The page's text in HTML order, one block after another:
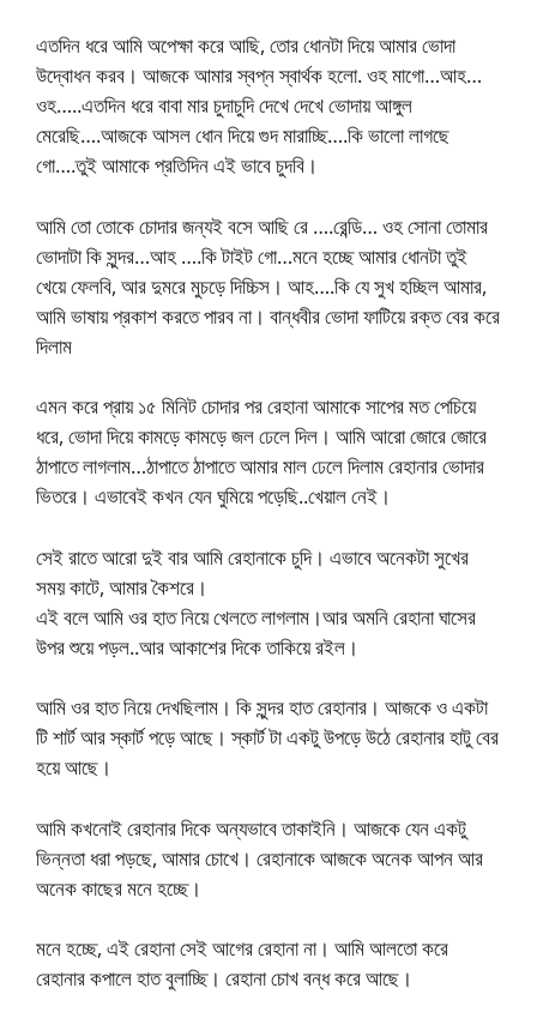
এতদিন ধরে আমি অপেক্ষা করে আছি, তোর ধোনটা দিয়ে আমার ভোদা
উদ্বোধন করব। আজকে আমার স্বপ্ন স্বার্থক হলো. ওহ মাগো…আহ…
ওহ…..এতদিন ধরে বাবা মার চুদাচুদি দেখে দেখে ভোদায় আঙ্গুল
মেরেছি….আজকে আসল ধোন দিয়ে গুদ মারাচ্ছি….কি ভালো লাগছে
গো….তুই আমাকে প্রতিদিন এই ভাবে চুদবি।
আমি তো তোকে চোদার জন্যই বসে আছি রে ….রেন্ডি… ওহ সোনা তোমার
ভোদাটা কি সুন্দর…আহ ….কি টাইট গো…মনে হচ্ছে আমার ধোনটা তুই
খেয়ে ফেলবি, আর দুমরে মুচড়ে দিচ্চিস। আহ….কি যে সুখ হচ্ছিল আমার,
আমি ভাষায় প্রকাশ করতে পারব না। বান্ধবীর ভোদা ফাটিয়ে রক্ত বের করে
দিলাম
এমন করে প্রায় ১৫ মিনিট চোদার পর রেহানা আমাকে সাপের মত পেচিয়ে
ধরে, ভোদা দিয়ে কামড়ে কামড়ে জল ঢেলে দিল। আমি আরো জোরে জোরে
ঠাপাতে লাগলাম…ঠাপাতে ঠাপাতে আমার মাল ঢেলে দিলাম রেহানার ভোদার
ভিতরে। এভাবেই কখন যেন ঘুমিয়ে পড়েছি..খেয়াল নেই।
সেই রাতে আরো দুই বার আমি রেহানাকে চুদি। এভাবে অনেকটা সুখের
সময় কাটে, আমার কৈশরে।
এই বলে আমি ওর হাত নিয়ে খেলতে লাগলাম।আর অমনি রেহানা ঘাসের
উপর শুয়ে পড়ল..আর আকাশের দিকে তাকিয়ে রইল।
আমি ওর হাত নিয়ে দেখছিলাম। কি সুন্দর হাত রেহানার। আজকে ও একটা
টি শার্ট আর স্কার্ট পড়ে আছে। স্কার্ট টা একটু উপড়ে উঠে রেহানার হাটু বের
হয়ে আছে।
আমি কখনোই রেহানার দিকে অন্যভাবে তাকাইনি। আজকে যেন একটু
ভিন্নতা ধরা পড়ছে, আমার চোখে। রেহানাকে আজকে অনেক আপন আর
অনেক কাছের মনে হচ্ছে।
মনে হচ্ছে, এই রেহানা সেই আগের রেহানা না। আমি আলতো করে
রেহানার কপালে হাত বুলাচ্ছি। রেহানা চোখ বন্ধ করে আছে।